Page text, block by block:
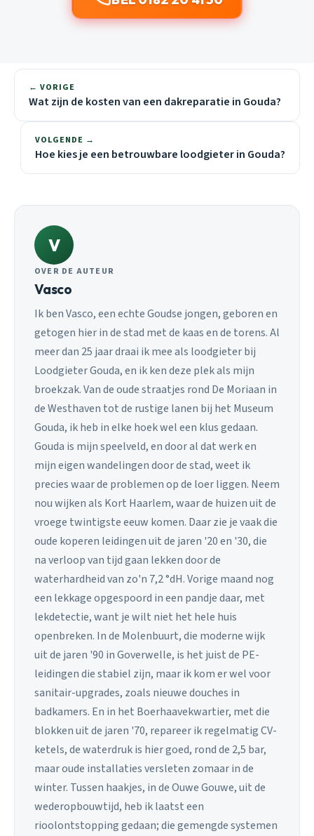
← VORIGE
Wat zijn de kosten van een dakreparatie in Gouda?
VOLGENDE →
Hoe kies je een betrouwbare loodgieter in Gouda?
V
OVER DE AUTEUR
Vasco
Ik ben Vasco, een echte Goudse jongen, geboren en
getogen hier in de stad met de kaas en de torens. Al
meer dan 25 jaar draai ik mee als loodgieter bij
Loodgieter Gouda, en ik ken deze plek als mijn
broekzak. Van de oude straatjes rond De Moriaan in
de Westhaven tot de rustige lanen bij het Museum
Gouda, ik heb in elke hoek wel een klus gedaan.
Gouda is mijn speelveld, en door al dat werk en
mijn eigen wandelingen door de stad, weet ik
precies waar de problemen op de loer liggen. Neem
nou wijken als Kort Haarlem, waar de huizen uit de
vroege twintigste eeuw komen. Daar zie je vaak die
oude koperen leidingen uit de jaren '20 en '30, die
na verloop van tijd gaan lekken door de
waterhardheid van zo'n 7,2 °dH. Vorige maand nog
een lekkage opgespoord in een pandje daar, met
lekdetectie, want je wilt niet het hele huis
openbreken. In de Molenbuurt, die moderne wijk
uit de jaren '90 in Goverwelle, is het juist de PE-
leidingen die stabiel zijn, maar ik kom er wel voor
sanitair-upgrades, zoals nieuwe douches in
badkamers. En in het Boerhaavekwartier, met die
blokken uit de jaren '70, repareer ik regelmatig CV-
ketels, de waterdruk is hier goed, rond de 2,5 bar,
maar oude installaties versleten zomaar in de
winter. Tussen haakjes, in de Ouwe Gouwe, uit de
wederopbouwtijd, heb ik laatst een
rioolontstopping gedaan; die gemengde systemen